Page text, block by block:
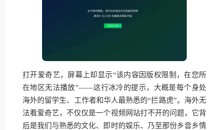
打开爱奇艺，屏幕上却显示“该内容因版权限制，在您所
在地区无法播放”——这行冰冷的提示，大概是每个身处
海外的留学生、工作者和华人最熟悉的“拦路虎”。海外无
法看爱奇艺，不仅仅是一个视频网站打不开的问题，它背
后是我们与熟悉的文化、即时的娱乐、乃至那份乡音乡情